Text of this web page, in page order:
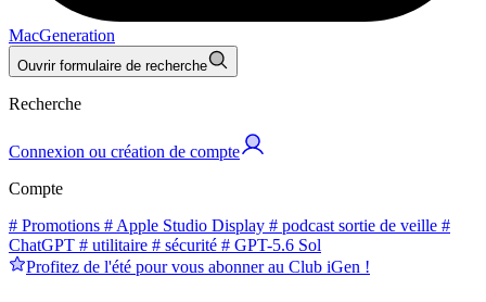
MacGeneration
Ouvrir formulaire de recherche
Recherche
Connexion ou création de compte
Compte
# Promotions # Apple Studio Display # podcast sortie de veille #
ChatGPT # utilitaire # sécurité # GPT-5.6 Sol
Profitez de l'été pour vous abonner au Club iGen !